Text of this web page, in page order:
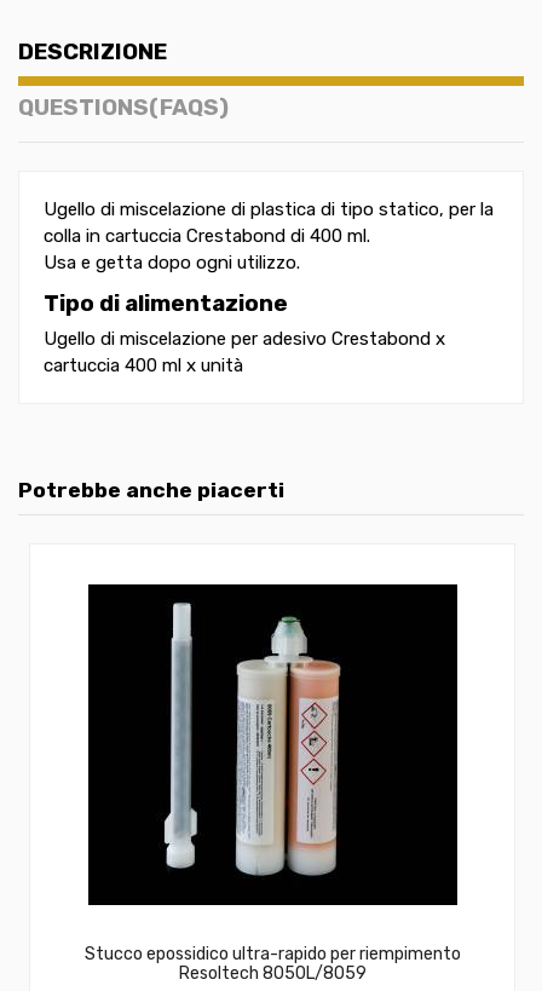
DESCRIZIONE
QUESTIONS(FAQS)
Ugello di miscelazione di plastica di tipo statico, per la
colla in cartuccia Crestabond di 400 ml.
Usa e getta dopo ogni utilizzo.
Tipo di alimentazione
Ugello di miscelazione per adesivo Crestabond x
cartuccia 400 ml x unità
Potrebbe anche piacerti
Stucco epossidico ultra-rapido per riempimento
Resoltech 8050L/8059